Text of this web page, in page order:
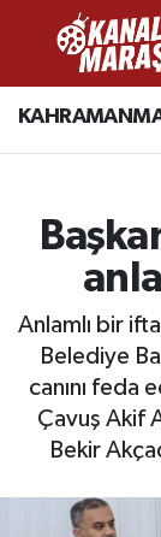
Anlamlı bir
Belediye
canını feda
Çavuş Akif
Bekir
CANLI
SPOR
SİYASET
GÜNDEM
MAGAZİN
Süper Lig
Tüm
Son
Haber